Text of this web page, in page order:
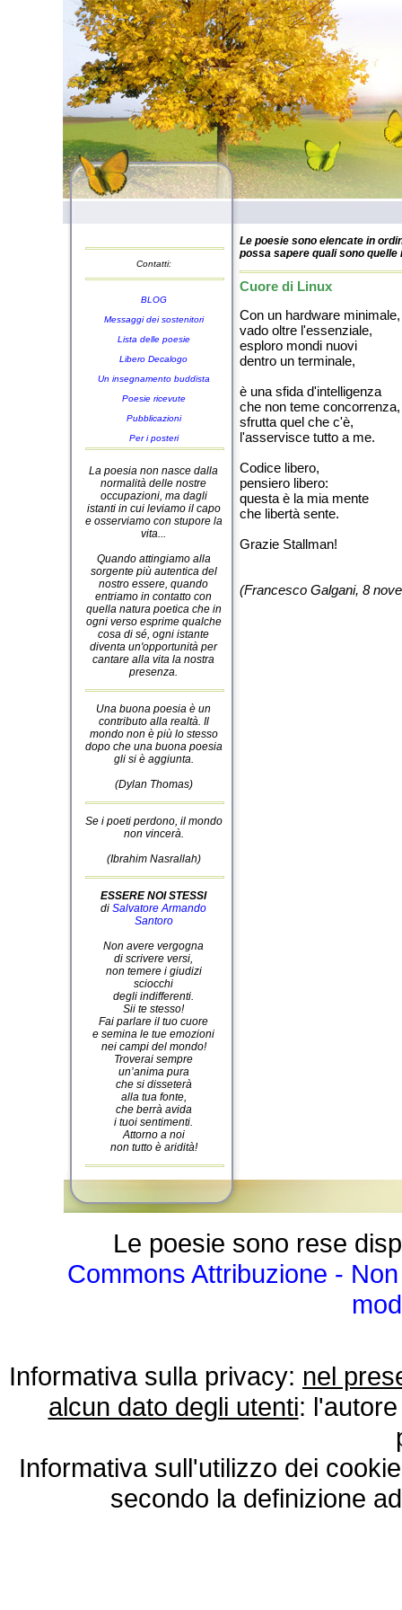
Contatti:
BLOG
Messaggi dei sostenitori
Lista delle poesie
Libero Decalogo
Un insegnamento buddista
Poesie ricevute
Pubblicazioni
Per i posteri
La poesia non nasce dalla
normalità delle nostre
occupazioni, ma dagli
istanti in cui leviamo il capo
e osserviamo con stupore la
vita...
Quando attingiamo alla
sorgente più autentica del
nostro essere, quando
entriamo in contatto con
quella natura poetica che in
ogni verso esprime qualche
cosa di sé, ogni istante
diventa un'opportunità per
cantare alla vita la nostra
presenza.
Una buona poesia è un
contributo alla realtà. Il
mondo non è più lo stesso
dopo che una buona poesia
gli si è aggiunta.
(Dylan Thomas)
Se i poeti perdono, il mondo
non vincerà.
(Ibrahim Nasrallah)
ESSERE NOI STESSI
di Salvatore Armando
Santoro
Non avere vergogna
di scrivere versi,
non temere i giudizi
sciocchi
degli indifferenti.
Sii te stesso!
Fai parlare il tuo cuore
e semina le tue emozioni
nei campi del mondo!
Troverai sempre
un’anima pura
che si disseterà
alla tua fonte,
che berrà avida
i tuoi sentimenti.
Attorno a noi
non tutto è aridità!
Le poesie sono elencate in
possa sapere quali sono
Cuore di Linux
Con un hardware minimale,
vado oltre l'essenziale,
esploro mondi nuovi
dentro un terminale,
è una sfida d'intelligenza
che non teme concorrenza,
sfrutta quel che c'è,
l'asservisce tutto a me.
Codice libero,
pensiero libero:
questa è la mia mente
che libertà sente.
Grazie Stallman!
(Francesco Galgani, 8
Le poesie sono rese
Commons Attribuzione -
Informativa sulla privacy: nel
alcun dato degli utenti:
Informativa sull'utilizzo dei
secondo la definizione